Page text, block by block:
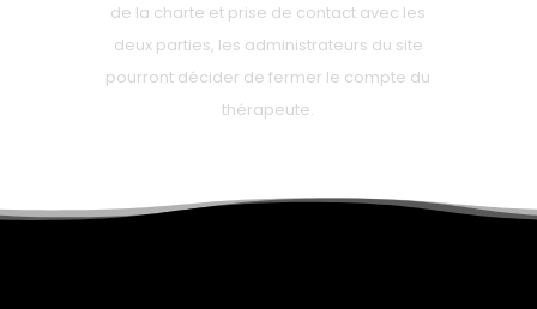
de la charte et prise de contact avec les
deux parties, les administrateurs du site
pourront décider de fermer le compte du
thérapeute.